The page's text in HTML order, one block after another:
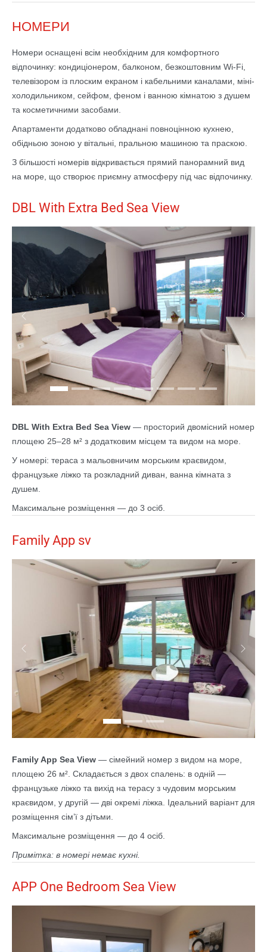
НОМЕРИ
Номери оснащені всім необхідним для комфортного
відпочинку: кондиціонером, балконом, безкоштовним Wi-Fi,
телевізором із плоским екраном і кабельними каналами, міні-
холодильником, сейфом, феном і ванною кімнатою з душем
та косметичними засобами.
Апартаменти додатково обладнані повноцінною кухнею,
обідньою зоною у вітальні, пральною машиною та праскою.
З більшості номерів відкривається прямий панорамний вид
на море, що створює приємну атмосферу під час відпочинку.
DBL With Extra Bed Sea View
Previous Next
DBL With Extra Bed Sea View — просторий двомісний номер
площею 25–28 м² з додатковим місцем та видом на море.
У номері: тераса з мальовничим морським краєвидом,
французьке ліжко та розкладний диван, ванна кімната з
душем.
Максимальне розміщення — до 3 осіб.
Family App sv
Previous Next
Family App Sea View — сімейний номер з видом на море,
площею 26 м². Складається з двох спалень: в одній —
французьке ліжко та вихід на терасу з чудовим морським
краєвидом, у другій — дві окремі ліжка. Ідеальний варіант для
розміщення сім’ї з дітьми.
Максимальне розміщення — до 4 осіб.
Примітка: в номері немає кухні.
APP One Bedroom Sea View